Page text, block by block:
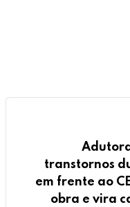
transtornos
em frente ao
obra e vira